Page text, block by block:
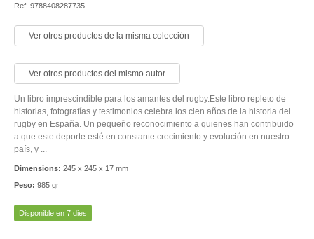
Ref. 9788408287735
Ver otros productos de la misma colección
Ver otros productos del mismo autor
Un libro imprescindible para los amantes del rugby.Este libro repleto de
historias, fotografías y testimonios celebra los cien años de la historia del
rugby en España. Un pequeño reconocimiento a quienes han contribuido
a que este deporte esté en constante crecimiento y evolución en nuestro
país, y ...
Dimensions: 245 x 245 x 17 mm
Peso: 985 gr
Disponible en 7 dies